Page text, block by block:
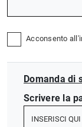
Acconsento
Domanda di
Scrivere la